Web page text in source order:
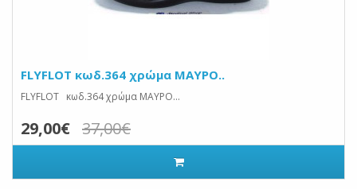
FLYFLOT κωδ.364 χρώμα ΜΑΥΡΟ..
FLYFLOT κωδ.364 χρώμα ΜΑΥΡΟ...
29,00€ 37,00€